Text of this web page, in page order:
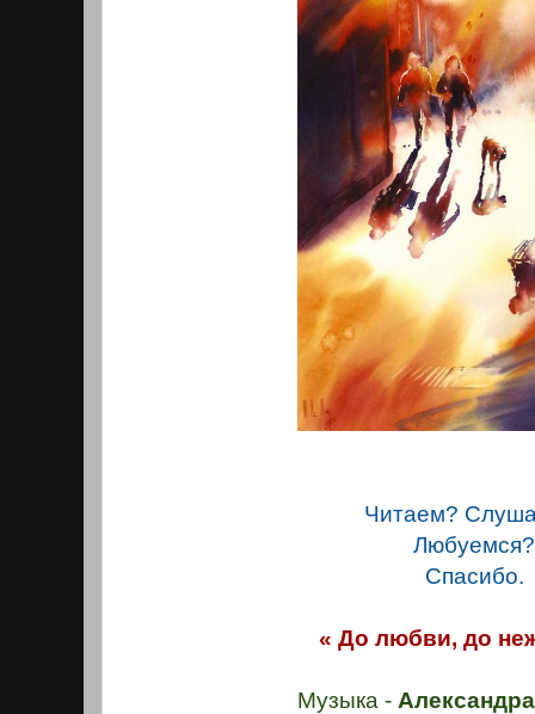
Читаем?
Любуемся?
Спасибо.
« До любви, до
Музыка -